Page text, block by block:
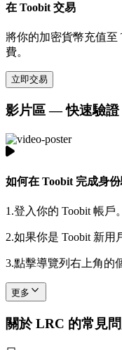
在 Toobit 交易
將你的加密貨幣充值至
費。
立即交易
影片區 — 快速驗證
如何在 Toobit 完成身
1.登入你的 Toobit 帳戶。
2.如果你是 Toobit 新用
3.點擊導覽列右上角的
更多
關於 LRC 的常見